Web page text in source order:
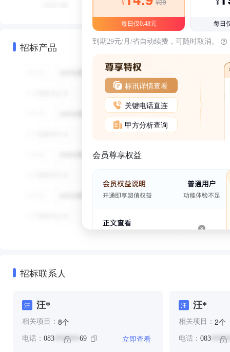
招标产品
¥
每日仅0.48元
¥
每日
到期29元/月/省自动续费，可随时取消。
标讯详情查看
关键电话直连
甲方分析查询
会员尊享权益
招标联系人
汪 汪*
相关项目： 8个
电话： 083 ******* 69 立即查看
汪 汪*
相关项目： 2个
电话： 083